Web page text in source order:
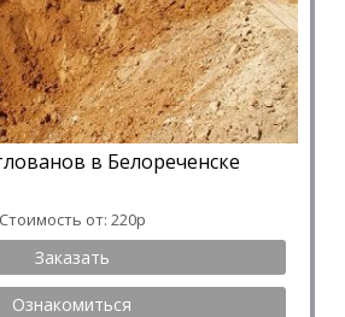
в Белореченске
Стоимость от: 220р
Заказать
Ознакомиться